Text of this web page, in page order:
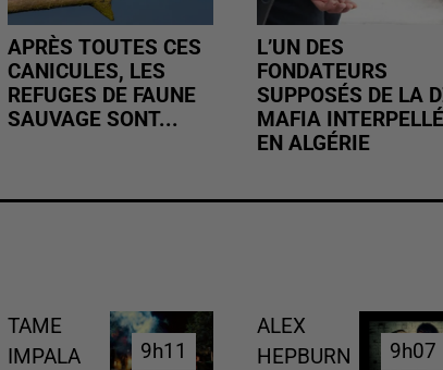
APRÈS TOUTES CES
CANICULES, LES
REFUGES DE FAUNE
SAUVAGE SONT...
L’UN DES
FONDATEURS
SUPPOSÉS DE LA
MAFIA INTERPELLÉ
EN ALGÉRIE
TAME
IMPALA
9h11
9h11
ALEX
HEPBURN
9h07
9h07